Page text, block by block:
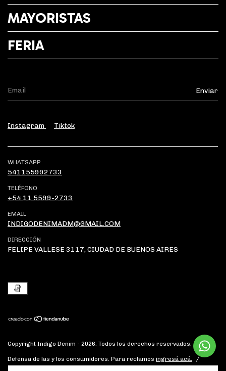
MAYORISTAS
FERIA
Instagram Tiktok
WHATSAPP
541155992733
TELÉFONO
+54 11 5599-2733
EMAIL
INDIGODENIMADM@GMAIL.COM
DIRECCIÓN
FELIPE VALLESE 3117, CIUDAD DE BUENOS AIRES
Copyright Indigo Denim - 2026. Todos los derechos reservados.
Defensa de las y los consumidores. Para reclamos ingresá acá.
/